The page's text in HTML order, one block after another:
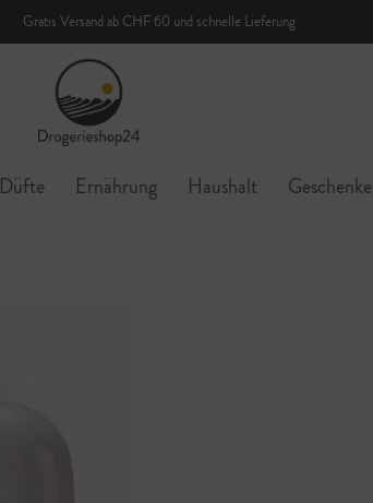
Gratis Versand ab CHF 60 und schnelle Lieferung
Düfte Ernährung Haushalt Geschenke